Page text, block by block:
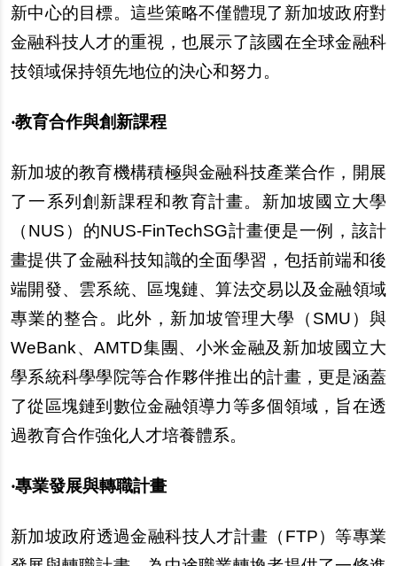
新中心的目標。這些策略不僅體現了新加坡政府對
金融科技人才的重視，也展示了該國在全球金融科
技領域保持領先地位的決心和努力。
‧教育合作與創新課程
新加坡的教育機構積極與金融科技產業合作，開展
了一系列創新課程和教育計畫。新加坡國立大學
（NUS）的NUS-FinTechSG計畫便是一例，該計
畫提供了金融科技知識的全面學習，包括前端和後
端開發、雲系統、區塊鏈、算法交易以及金融領域
專業的整合。此外，新加坡管理大學（SMU）與
WeBank、AMTD集團、小米金融及新加坡國立大
學系統科學學院等合作夥伴推出的計畫，更是涵蓋
了從區塊鏈到數位金融領導力等多個領域，旨在透
過教育合作強化人才培養體系。
‧專業發展與轉職計畫
新加坡政府透過金融科技人才計畫（FTP）等專業